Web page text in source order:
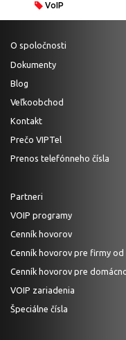
VoIP
O spoločnosti
Dokumenty
Blog
Veľkoobchod
Kontakt
Prečo VIPTel
Prenos telefónneho čísla
Partneri
VOIP programy
Cenník hovorov
Cenník hovorov pre firmy od
Cenník hovorov pre
VOIP zariadenia
Špeciálne čísla